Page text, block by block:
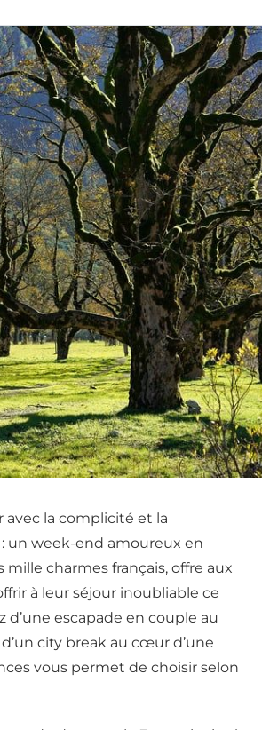
avec la complicité et la
un week-end amoureux en
mille charmes français, offre aux
à leur séjour inoubliable ce
escapade en couple au
city break au cœur d’une
vous permet de choisir selon